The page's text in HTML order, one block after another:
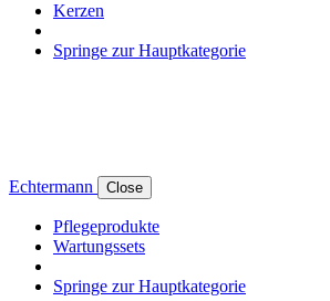
Kerzen
Springe zur Hauptkategorie
Echtermann Close
Pflegeprodukte
Wartungssets
Springe zur Hauptkategorie